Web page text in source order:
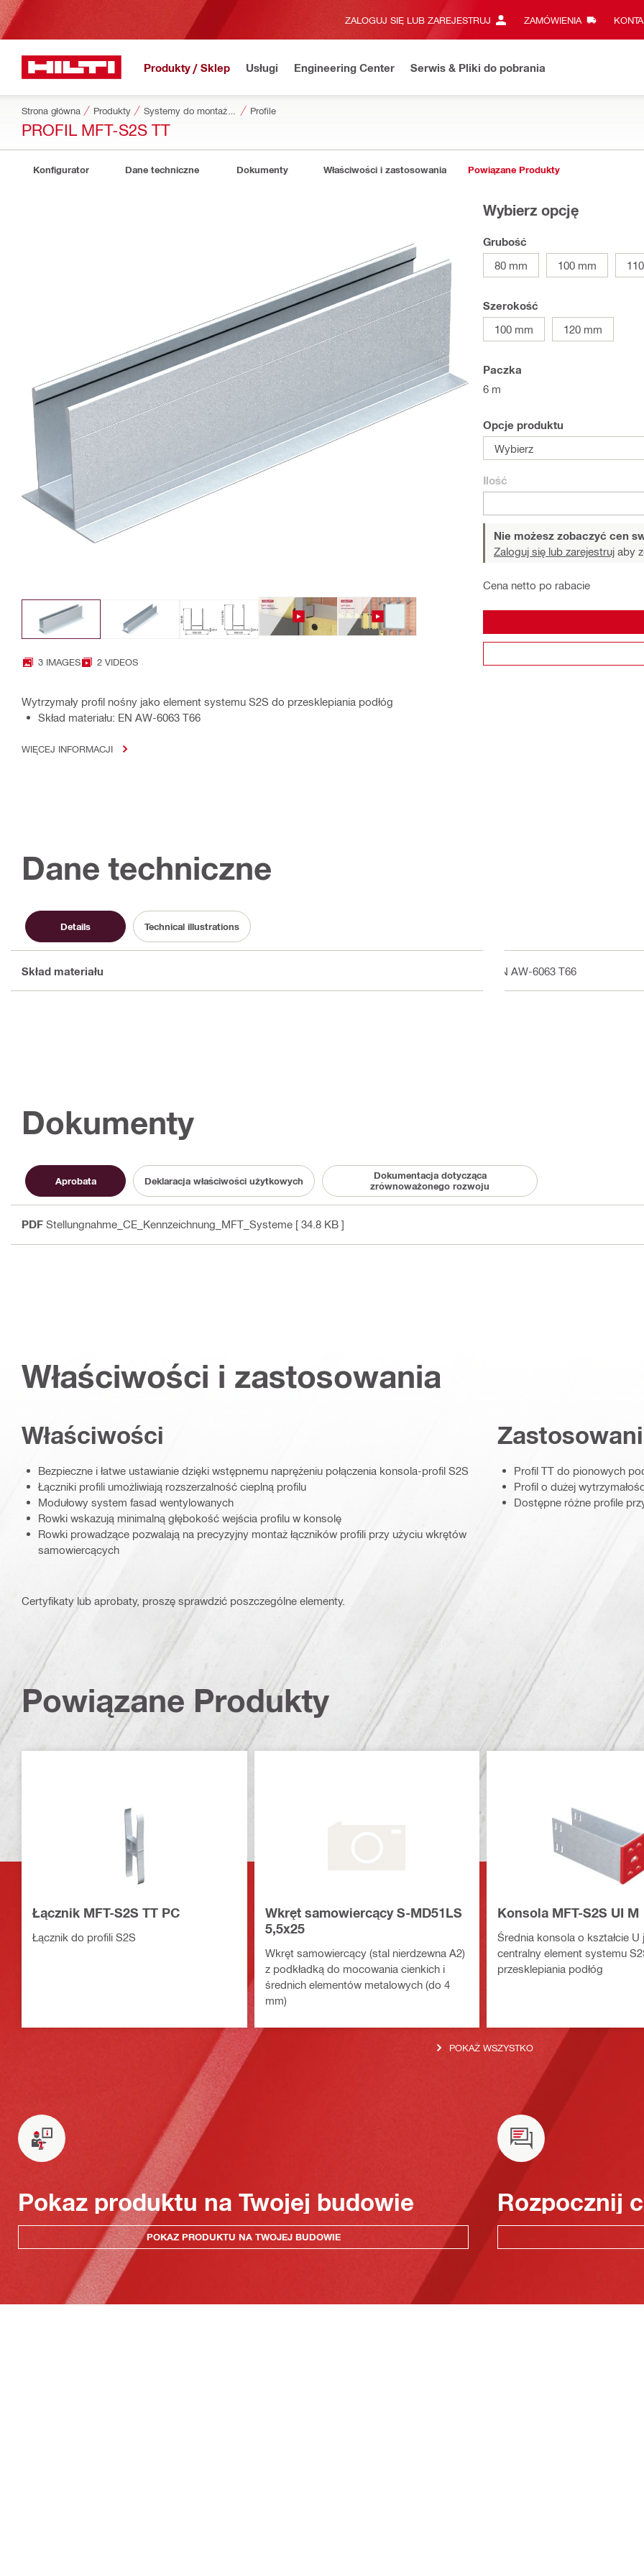
ZALOGUJ SIĘ LUB ZAREJESTRUJ ZAMÓWIENIA
Produkty / Sklep Usługi Engineering Center Serwis & Pliki do pobrania
Strona główna Produkty Profile
PROFIL MFT-S2S TT
Konfigurator Dane techniczne Dokumenty Właściwości i zastosowania Powiązane Produkty
3 IMAGES 2 VIDEOS
Wytrzymały profil nośny jako element systemu S2S do przesklepiania podłóg
Skład materiału: EN AW-6063 T66
WIĘCEJ INFORMACJI
Wybierz opcję
Grubość
80 mm
100 mm
Szerokość
100 mm
120 mm
Paczka
6 m
Opcje produktu
Wybierz
Ilość
Nie możesz zobaczyć cen
Zaloguj się lub zarejestruj aby
Cena netto po rabacie
Dane techniczne
Details Technical illustrations
Skład materiału EN AW-6063 T66
Dokumenty
Aprobata Deklaracja właściwości użytkowych
Dokumentacja dotycząca
zrównoważonego rozwoju
PDF Stellungnahme_CE_Kennzeichnung_MFT_Systeme [ 34.8 KB ]
Właściwości i zastosowania
Właściwości
Bezpieczne i łatwe ustawianie dzięki wstępnemu naprężeniu połączenia konsola-profil S2S
Łączniki profili umożliwiają rozszerzalność cieplną profilu
Modułowy system fasad wentylowanych
Rowki wskazują minimalną głębokość wejścia profilu w konsolę
Rowki prowadzące pozwalają na precyzyjny montaż łączników profili przy użyciu wkrętów
samowiercących
Profil TT do pionowych
Profil o dużej
Dostępne różne profile
Certyfikaty lub aprobaty, proszę sprawdzić poszczególne elementy.
Powiązane Produkty
Łącznik MFT-S2S TT PC
Łącznik do profili S2S
Wkręt samowiercący S-MD51LS
5,5x25
Wkręt samowiercący (stal nierdzewna A2)
z podkładką do mocowania cienkich i
średnich elementów metalowych (do 4
mm)
Konsola MFT-S2S UI M
Średnia konsola o kształcie U
centralny element systemu
przesklepiania podłóg
POKAŻ WSZYSTKO
Pokaz produktu na Twojej budowie
POKAZ PRODUKTU NA TWOJEJ BUDOWIE
Rozpocznij